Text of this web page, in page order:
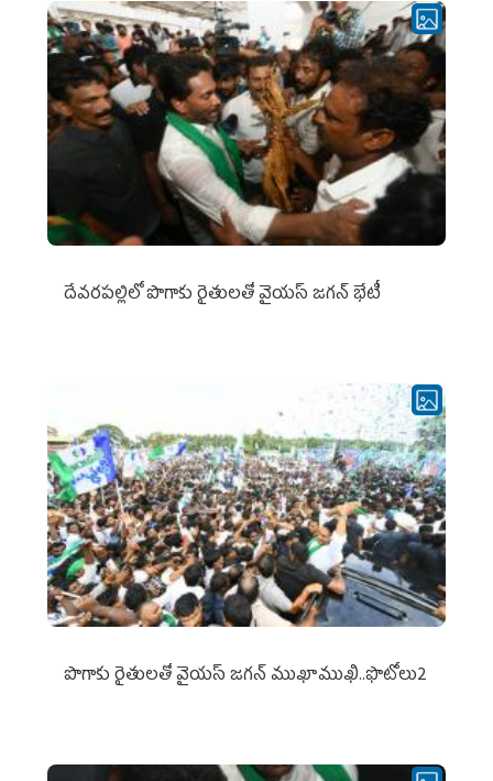
దేవరపల్లిలో పొగాకు రైతులతో వైయస్ జగన్ భేటీ
పొగాకు రైతుల‌తో వైయ‌స్ జ‌గ‌న్ ముఖాముఖి..ఫొటోలు2